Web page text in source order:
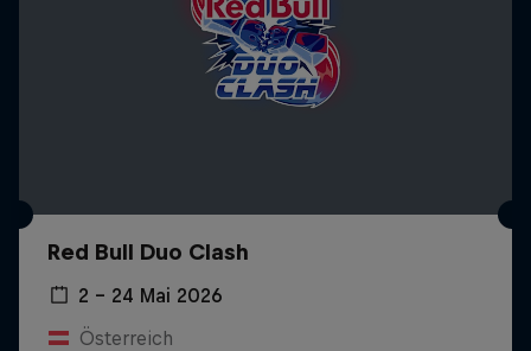
Red Bull Duo Clash
2 – 24 Mai 2026
Österreich